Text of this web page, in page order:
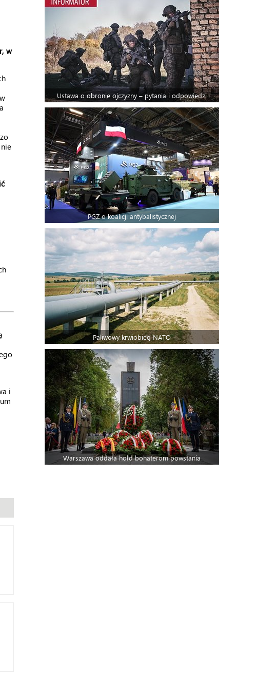
w
i
Ustawa o obronie ojczyzny – pytania i odpowiedzi
PGZ o koalicji antybalistycznej
Paliwowy krwiobieg NATO
Warszawa oddała hołd bohaterom powstania